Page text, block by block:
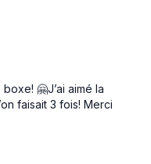
🤗J’ai aimé la
faisait 3 fois! Merci